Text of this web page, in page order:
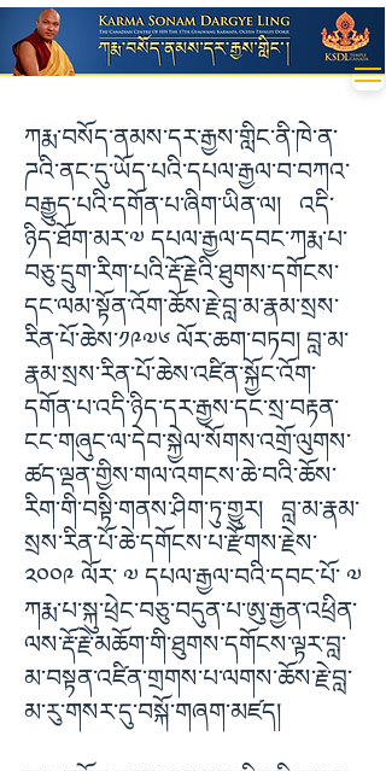
ཀརྨ་བསོད་ནམས་དར་རྒྱས་གླིང་ནི་ཁེ་ན་
ཌའི་ནང་དུ་ཡོད་པའི་དཔལ་རྒྱལ་བ་བཀའ་
བརྒྱུད་པའི་དགོན་པ་ཞིག་ཡིན་ལ། འདི་
ཉིད་ཐོག་མར་༧ དཔལ་རྒྱལ་དབང་ཀརྨ་པ་
བཅུ་དྲུག་རིག་པའི་རྡོ་རྗེའི་ཐུགས་དགོངས་
དང་ལམ་སྟོན་འོག་ཆོས་རྗེ་བླ་མ་རྣམ་སྲས་
རིན་པོ་ཆེས་༡༩༧༦ ལོར་ཆག་བཏབ། བླ་མ་
རྣམ་སྲས་རིན་པོ་ཆེས་འཛིན་སྐྱོང་འོག་
དགོན་པ་འདི་ཉིད་དར་རྒྱས་དང་སྲ་བརྟན་
ངང་གཞུང་ལ་དེབ་སྐྱེལ་སོགས་འགྲོ་ལུགས་
ཚད་ལྡན་གྱིས་གལ་འགངས་ཆེ་བའི་ཆོས་
རིག་གི་བསྟི་གནས་ཤིག་ཏུ་གྱུར། བླ་མ་རྣམ་
སྲས་རིན་པོ་ཆེ་དགོངས་པ་རྫོགས་རྗེས་
༢༠༠༩ ལོར་ ༧ དཔལ་རྒྱལ་བའི་དབང་པོ་ ༧
ཀརྨ་པ་སྐུ་ཕྲེང་བཅུ་བདུན་པ་ཨུ་རྒྱན་འཕྲིན་
ལས་རྡོ་རྗེ་མཆོག་གི་ཐུགས་དགོངས་ལྟར་བླ་
མ་བསྟན་འཛིན་གྲགས་པ་ལགས་ཆོས་རྗེ་བླ་
མ་རུ་གསར་དུ་བསྐོ་གཞག་མཛད།